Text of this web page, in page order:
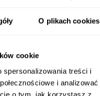
O plikach cookies
cookie
treści i
i analizować
o tym, jak korzystasz z